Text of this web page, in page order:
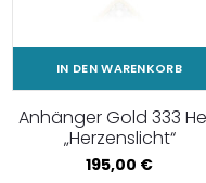
IN DEN WARENKORB
Anhänger Gold 333
„Herzenslicht“
195,00 €